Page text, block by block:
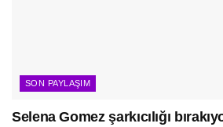
SON PAYLAŞIM
Selena Gomez şarkıcılığı